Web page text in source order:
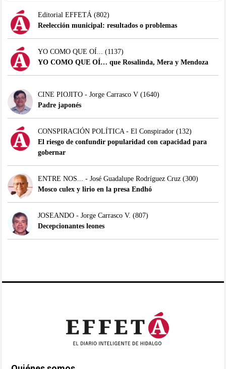
Editorial EFFETÁ (802)
Reelección municipal: resultados o problemas
YO COMO QUE OÍ...
(1137)
YO COMO QUE OÍ… que Rosalinda, Mera y Mendoza
CINE PIOJITO - Jorge Carrasco V(1640)
Padre japonés
CONSPIRACIÓN POLÍTICA - El Conspirador(132)
El riesgo de confundir popularidad con capacidad para
gobernar
ENTRE NOS... - José Guadalupe Rodríguez Cruz(300)
Mosco culex y lirio en la presa Endhó
JOSEANDO - Jorge Carrasco V. (807)
Decepcionantes leones